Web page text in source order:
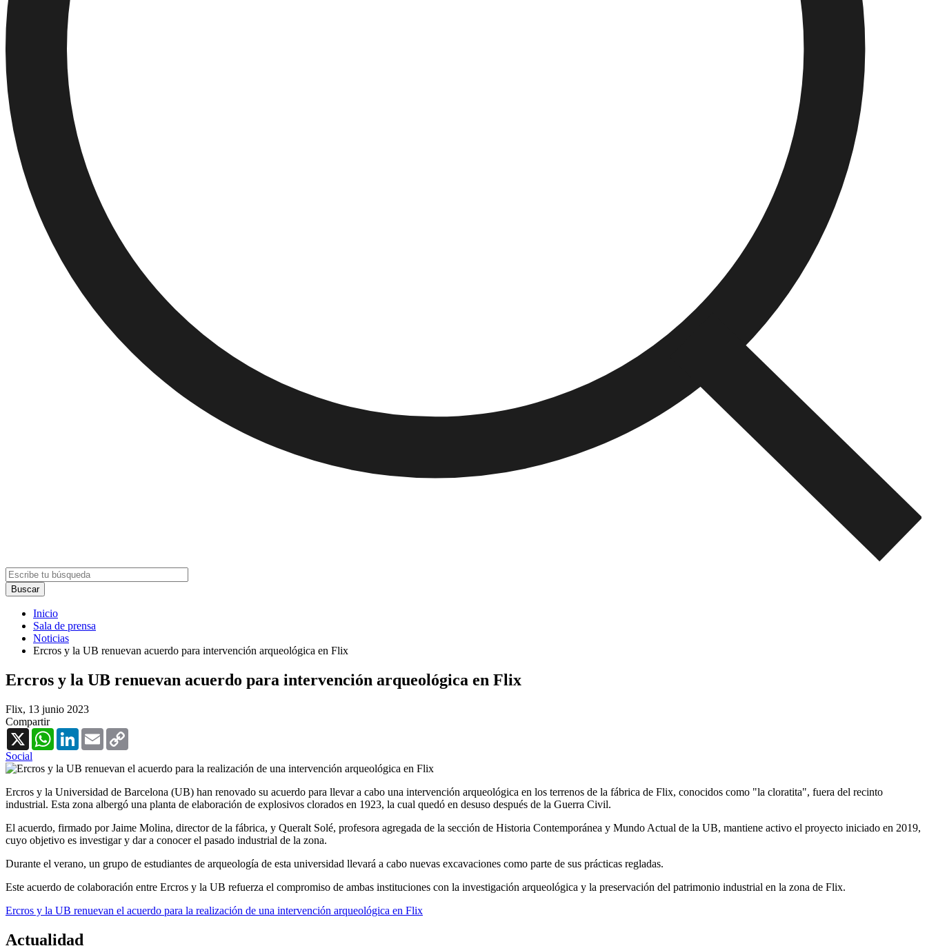
Inicio
Sala de prensa
Noticias
Ercros y la UB renuevan acuerdo para intervención arqueológica en Flix
Ercros y la UB renuevan acuerdo para intervención arqueológica en Flix
Flix, 13 junio 2023
Compartir
X
WhatsAppLinkedInEmail
Social
Ercros y la Universidad de Barcelona (UB) han renovado su acuerdo para llevar a cabo una intervención arqueológica en los terrenos de la fábrica de Flix, conocidos como "la cloratita", fuera del recinto
industrial. Esta zona albergó una planta de elaboración de explosivos clorados en 1923, la cual quedó en desuso después de la Guerra Civil.
El acuerdo, firmado por Jaime Molina, director de la fábrica, y Queralt Solé, profesora agregada de la sección de Historia Contemporánea y Mundo Actual de la UB, mantiene activo el proyecto iniciado en 2019,
cuyo objetivo es investigar y dar a conocer el pasado industrial de la zona.
Durante el verano, un grupo de estudiantes de arqueología de esta universidad llevará a cabo nuevas excavaciones como parte de sus prácticas regladas.
Este acuerdo de colaboración entre Ercros y la UB refuerza el compromiso de ambas instituciones con la investigación arqueológica y la preservación del patrimonio industrial en la zona de Flix.
Ercros y la UB renuevan el acuerdo para la realización de una intervención arqueológica en Flix
Actualidad